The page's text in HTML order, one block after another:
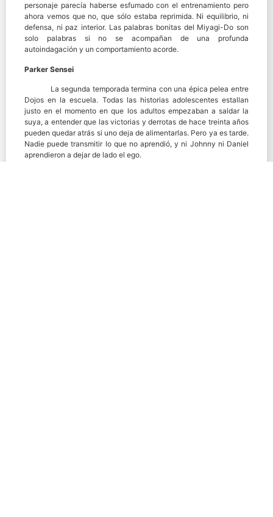
personaje parecía haberse esfumado con el entrenamiento pero
ahora vemos que no, que sólo estaba reprimida. Ni equilibrio, ni
defensa, ni paz interior. Las palabras bonitas del Miyagi-Do son
solo palabras si no se acompañan de una profunda
autoindagación y un comportamiento acorde.
Parker Sensei
La segunda temporada termina con una épica pelea entre
Dojos en la escuela. Todas las historias adolescentes estallan
justo en el momento en que los adultos empezaban a saldar la
suya, a entender que las victorias y derrotas de hace treinta años
pueden quedar atrás si uno deja de alimentarlas. Pero ya es tarde.
Nadie puede transmitir lo que no aprendió, y ni Johnny ni Daniel
aprendieron a dejar de lado el ego.